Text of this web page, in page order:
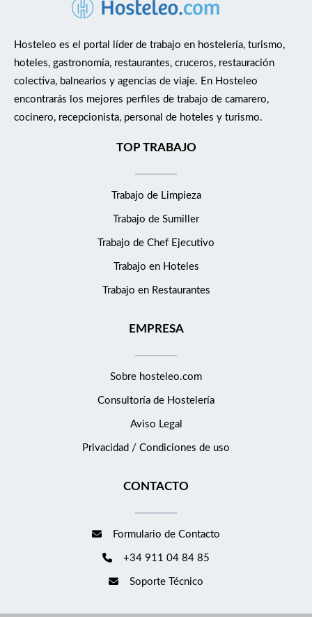
Hosteleo es el portal líder de trabajo en hostelería, turismo,
hoteles, gastronomía, restaurantes, cruceros, restauración
colectiva, balnearios y agencias de viaje. En Hosteleo
encontrarás los mejores perfiles de trabajo de camarero,
cocinero, recepcionista, personal de hoteles y turismo.
TOP TRABAJO
Trabajo de Limpieza
Trabajo de Sumiller
Trabajo de Chef Ejecutivo
Trabajo en Hoteles
Trabajo en Restaurantes
EMPRESA
Sobre hosteleo.com
Consultoría de Hostelería
Aviso Legal
Privacidad / Condiciones de uso
CONTACTO
Formulario de Contacto
+34 911 04 84 85
Soporte Técnico